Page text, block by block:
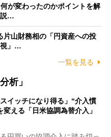
が変わったのかポイントを解
説…
片山財務相の「円資産への投
」…
一覧を見る
析」
イッチになり得る」“介入慣
える「日米協調為替介入」